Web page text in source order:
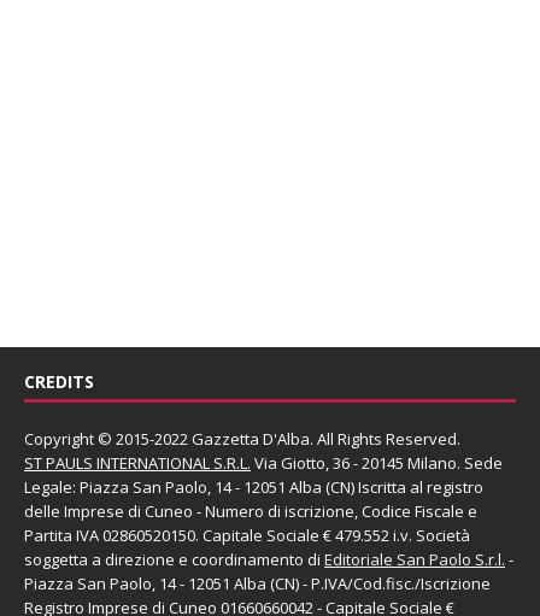
CREDITS
Copyright © 2015-2022 Gazzetta D'Alba. All Rights Reserved.
ST PAULS INTERNATIONAL S.R.L. Via Giotto, 36 - 20145 Milano. Sede
Legale: Piazza San Paolo, 14 - 12051 Alba (CN) Iscritta al registro
delle Imprese di Cuneo - Numero di iscrizione, Codice Fiscale e
Partita IVA 02860520150. Capitale Sociale € 479.552 i.v. Società
soggetta a direzione e coordinamento di Editoriale San Paolo S.r.l. -
Piazza San Paolo, 14 - 12051 Alba (CN) - P.IVA/Cod.fisc./Iscrizione
Registro Imprese di Cuneo 01660660042 - Capitale Sociale €